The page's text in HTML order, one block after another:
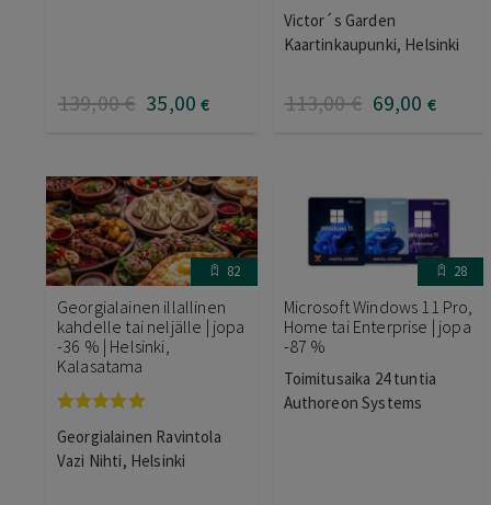
139,00€ 35,00 €
Arvostelu
tuotteesta:
5.00/ 5
Victor´s Garden
Kaartinkaupunki, Helsinki
113,00€ 69,00 €
82
Georgialainen illallinen
kahdelle tai neljälle | jopa
-36 % | Helsinki,
Kalasatama
tuotteesta:
5.00 / 5
Georgialainen Ravintola
Vazi Nihti, Helsinki
28
Microsoft Windows 11 Pro,
Home tai Enterprise | jopa
-87 %
Toimitusaika 24 tuntia
Authoreon Systems